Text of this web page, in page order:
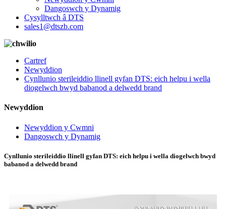
Dangoswch y Dynamig
Cysylltwch â DTS
sales1@dtszb.com
Cartref
Newyddion
Cynllunio sterileiddio llinell gyfan DTS: eich helpu i wella
diogelwch bwyd babanod a delwedd brand
Newyddion
Newyddion y Cwmni
Dangoswch y Dynamig
Cynllunio sterileiddio llinell gyfan DTS: eich helpu i wella diogelwch bwyd
babanod a delwedd brand